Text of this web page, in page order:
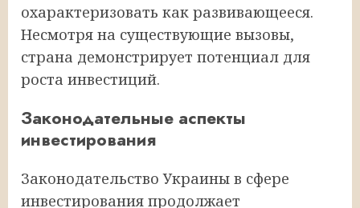
охарактеризовать как развивающееся.
Несмотря на существующие вызовы,
страна демонстрирует потенциал для
роста инвестиций.
Законодательные аспекты
инвестирования
Законодательство Украины в сфере
инвестирования продолжает